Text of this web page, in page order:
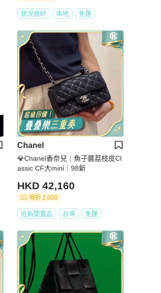
狀況良好 本地 免運
Chanel
💎Chanel香奈兒｜魚子醬荔枝皮Cl
assic CF大mini｜98新
HKD 42,160
現折 2,000
近新閒置品 台灣 免運